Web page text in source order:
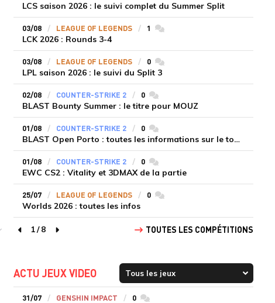
LCS saison 2026 : le suivi complet du Summer Split
03/08 LEAGUE OF LEGENDS 1 commentaires
LCK 2026 : Rounds 3-4
03/08 LEAGUE OF LEGENDS 0commentaires
LPL saison 2026 : le suivi du Split 3
02/08 COUNTER-STRIKE 2 0commentaires
BLAST Bounty Summer : le titre pour MOUZ
01/08 COUNTER-STRIKE 2 0commentaires
BLAST Open Porto : toutes les informations sur le tournoi
01/08 COUNTER-STRIKE 2 0commentaires
EWC CS2 : Vitality et 3DMAX de la partie
25/07 LEAGUE OF LEGENDS 0commentaires
Worlds 2026 : toutes les infos
page précédente
1/8
page suivante
TOUTES LES COMPÉTITIONS
ACTU JEUX VIDEO
31/07 GENSHIN IMPACT 0commentaires